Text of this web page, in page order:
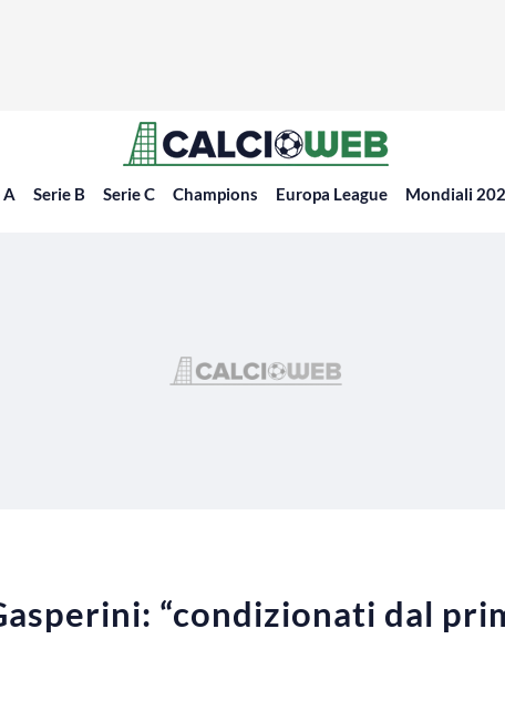
A Serie B Serie C Champions Europa League Mondiali
“condizionati dal